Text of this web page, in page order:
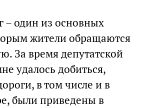
– один из основных
жители обращаются
За время депутатской
удалось добиться,
в том числе и в
были приведены в